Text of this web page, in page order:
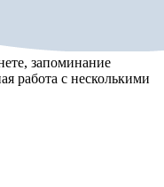
запоминание
работа с несколькими